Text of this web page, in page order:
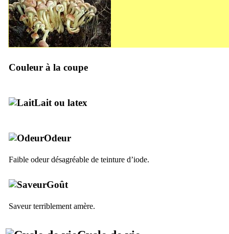
Couleur à la coupe
Lait ou latex
Odeur
Faible odeur désagréable de teinture d’iode.
Goût
Saveur terriblement amère.